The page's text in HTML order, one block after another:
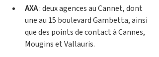
AXA : deux agences au Cannet, dont
une au 15 boulevard Gambetta, ainsi
que des points de contact à Cannes,
Mougins et Vallauris.